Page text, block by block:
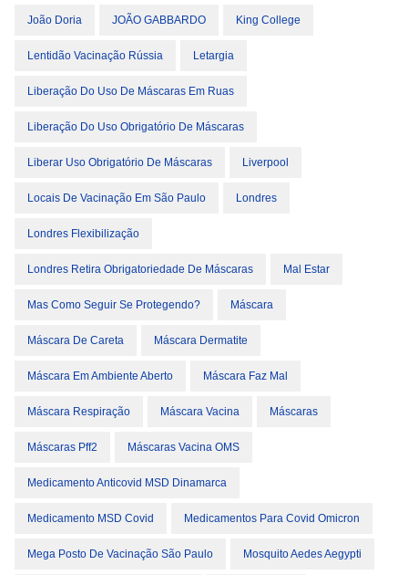
João Doria JOÃO GABBARDO King College
Lentidão Vacinação Rússia Letargia
Liberação Do Uso De Máscaras Em Ruas
Liberação Do Uso Obrigatório De Máscaras
Liberar Uso Obrigatório De Máscaras Liverpool
Locais De Vacinação Em São Paulo Londres
Londres Flexibilização
Londres Retira Obrigatoriedade De Máscaras Mal Estar
Mas Como Seguir Se Protegendo? Máscara
Máscara De Careta Máscara Dermatite
Máscara Em Ambiente Aberto Máscara Faz Mal
Máscara Respiração Máscara Vacina Máscaras
Máscaras Pff2 Máscaras Vacina OMS
Medicamento Anticovid MSD Dinamarca
Medicamento MSD Covid Medicamentos Para Covid Omicron
Mega Posto De Vacinação São Paulo Mosquito Aedes Aegypti